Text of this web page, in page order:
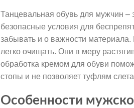
Танцевальная обувь для мужчин
безопасные условия для
забывать и о важности
легко очищать. Они в меру
обработка кремом для обуви
стопы и не позволяет туфлям
Особенности